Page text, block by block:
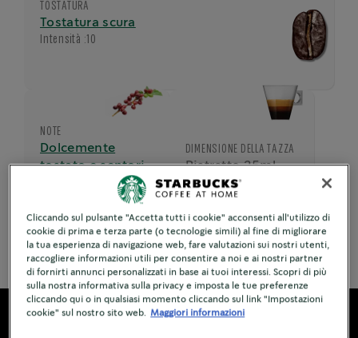
TOSTATURA
Tostatura scura
Intensità :10
NOTE
Dolcemente
tostato e sentori
di cacao amaro
DIMENSIONE DELLA TAZZA
Ristretto 25ml
Ingredienti
Cliccando sul pulsante "Accetta tutti i cookie" acconsenti all'utilizzo di
cookie di prima e terza parte (o tecnologie simili) al fine di migliorare
la tua esperienza di navigazione web, fare valutazioni sui nostri utenti,
raccogliere informazioni utili per consentire a noi e ai nostri partner
di fornirti annunci personalizzati in base ai tuoi interessi. Scopri di più
sulla nostra informativa sulla privacy e imposta le tue preferenze
cliccando qui o in qualsiasi momento cliccando sul link "Impostazioni
cookie" sul nostro sito web.
Maggiori informazioni